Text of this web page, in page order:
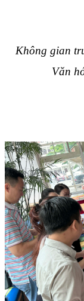
Không gian
Văn